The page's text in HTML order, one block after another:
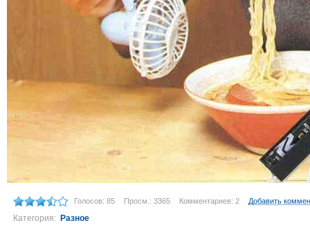
Голосов: 85 Просм.: 3365 Комментариев: 2 Добавить
Категория: Разное